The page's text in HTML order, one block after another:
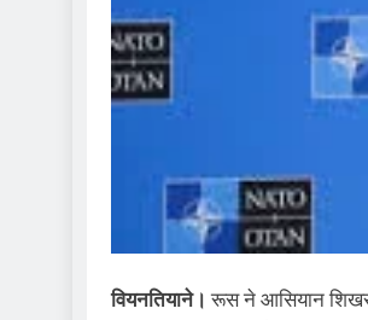
वियनतियाने। रूस ने आसियान शिखर